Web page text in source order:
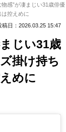
物感”が凄まじい31歳俳優
控えめに
稿日：2026.03.25 15:47
じい31歳
掛け持ち
めに